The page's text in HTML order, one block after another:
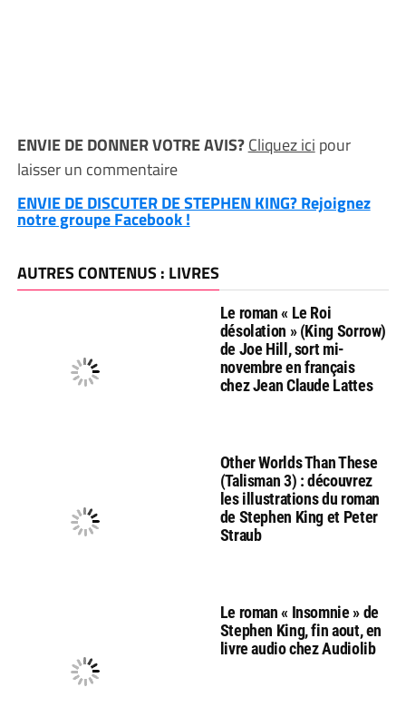
ENVIE DE DONNER VOTRE AVIS?Cliquez ici pour
laisser un commentaire
ENVIE DE DISCUTER DE STEPHEN KING? Rejoignez
notre groupe Facebook !
AUTRES CONTENUS : LIVRES
Le roman « Le Roi
désolation » (King Sorrow)
de Joe Hill, sort mi-
novembre en français
chez Jean Claude Lattes
Other Worlds Than These
(Talisman 3) : découvrez
les illustrations du roman
de Stephen King et Peter
Straub
Le roman « Insomnie » de
Stephen King, fin aout, en
livre audio chez Audiolib